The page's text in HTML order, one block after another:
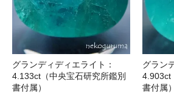
グランディディエライト：
4.133ct（中央宝石研究所鑑別
書付属）
グラン
4.903ct
書付属）